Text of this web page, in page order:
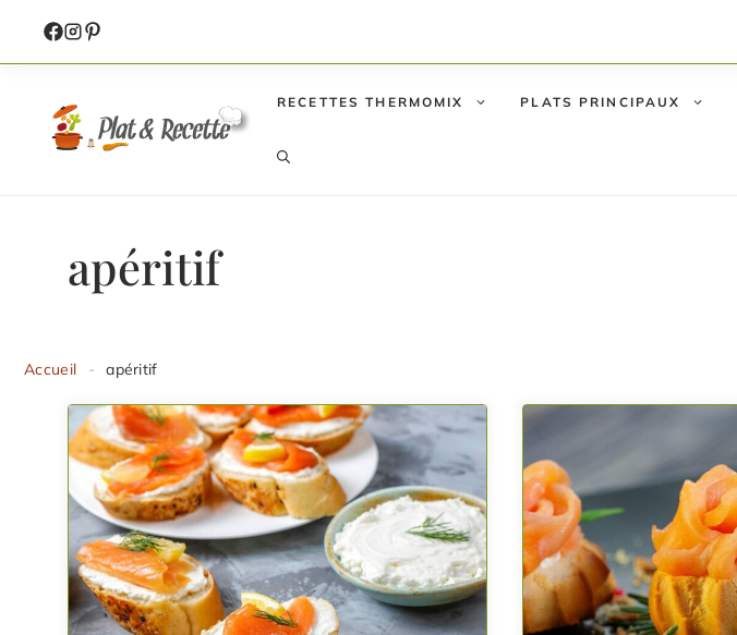
contenu
RECETTES THERMOMIX PLATS PRINCIPAUX
apéritif
Accueil - apéritif